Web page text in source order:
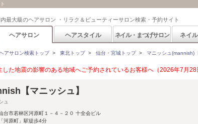
内最大級のヘアサロン ・リラク＆ビューティーサロン検索・予約サイト
ヘアサロン ヘアスタイル ネイル・まつげサロン ネイ
アサロン検索トップ> 東北トップ> 仙台・宮城トップ> マニッシュ(mannish)
した地震の影響のある地域へご予約されているお客様へ（2026年7月28
【マニッシュ】
ュ
台市若林区河原町１－４－２０ 十全会ビル
河原町」駅徒歩4分